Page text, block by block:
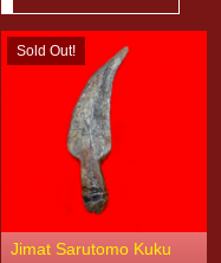
Sold Out!
Jimat Sarutomo Kuku